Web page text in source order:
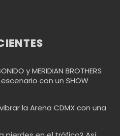
y MERIDIAN BROTHERS
escenario con un SHOW
la Arena CDMX con una